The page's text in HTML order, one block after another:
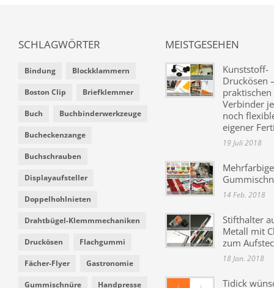
SCHLAGWÖRTER
Bindung Blockklammern
Boston Clip Briefklemmer
Buch Buchbinderwerkzeuge
Bucheckenzange
Buchschrauben
Displayaufsteller
Doppelhohlnieten
Drahtbügel-Klemmmechaniken
Druckösen Flachgummi
Fächer-Flyer Gastronomie
Gummischnüre Handpresse
MEISTGESEHEN
Kunststoff-
Druckösen
praktischen
Verbinder
noch
eigener
19 Juli 2018
Mehrfarbige
14 Feb. 2018
Stifthalter
Metall mit
zum
18 Jan. 2018
Tidick